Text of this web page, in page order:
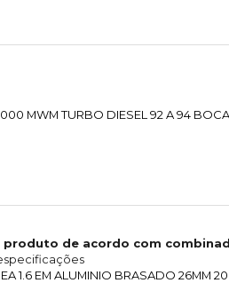
MWM TURBO DIESEL 92 A 94
de acordo com
1.6 EM ALUMINIO BRASADO 26MM